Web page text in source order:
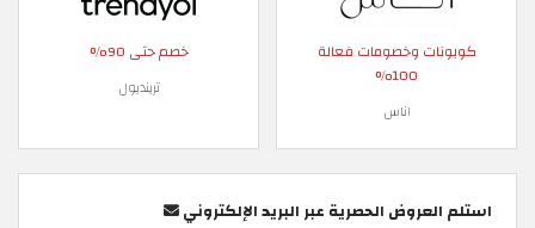
كوبونات وخصومات فعالة
100%
اناس
خصم حتى 90%
ترينديول
استلم العروض الحصرية عبر البريد الإلكتروني